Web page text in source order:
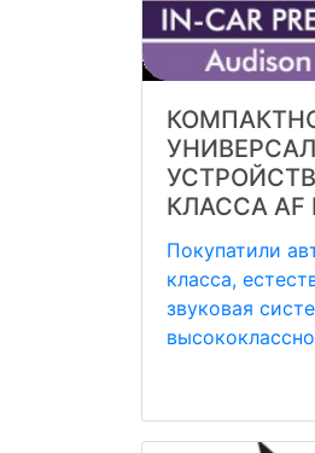
КЛАССА AF
Покупатили
класса,
звуковая